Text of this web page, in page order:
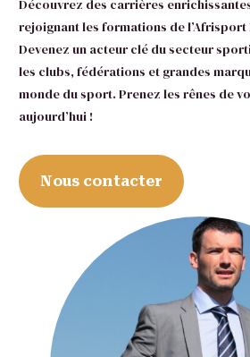
Découvrez des carrières
rejoignant les formations de l’Afrisport
Devenez un acteur clé du secteur
les clubs, fédérations et grandes
monde du sport. Prenez les rênes de
aujourd’hui !
Nous contacter